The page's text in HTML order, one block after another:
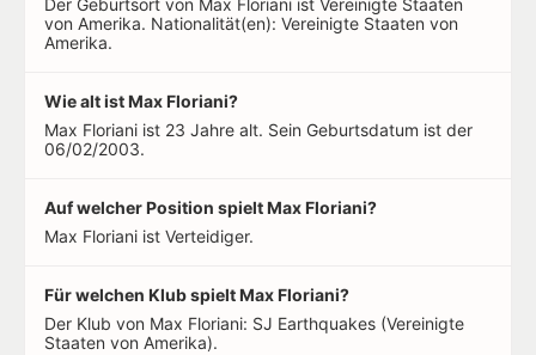
Der Geburtsort von Max Floriani ist Vereinigte Staaten
von Amerika. Nationalität(en): Vereinigte Staaten von
Amerika.
Wie alt ist Max Floriani?
Max Floriani ist 23 Jahre alt. Sein Geburtsdatum ist der
06/02/2003.
Auf welcher Position spielt Max Floriani?
Max Floriani ist Verteidiger.
Für welchen Klub spielt Max Floriani?
Der Klub von Max Floriani: SJ Earthquakes (Vereinigte
Staaten von Amerika).